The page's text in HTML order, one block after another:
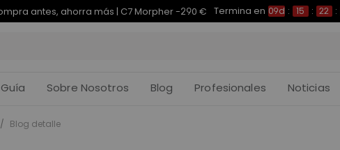
Compra antes, ahorra más | E7 Plus -200 € Termina en 09d : 15 : 22 :
Guía Sobre Nosotros Blog Profesionales Noticias
/ Blog detalle